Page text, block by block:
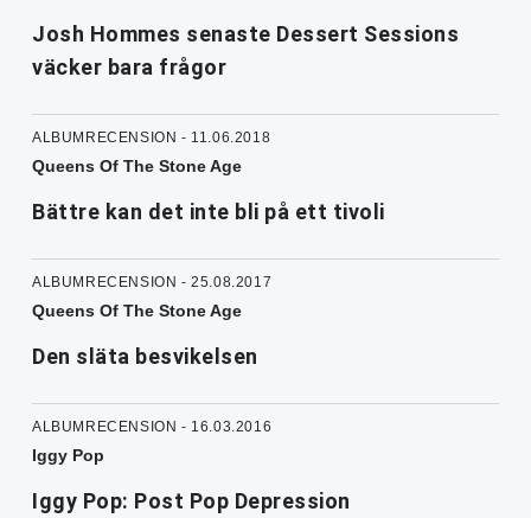
Josh Hommes senaste Dessert Sessions
väcker bara frågor
ALBUMRECENSION - 11.06.2018
Queens Of The Stone Age
Bättre kan det inte bli på ett tivoli
ALBUMRECENSION - 25.08.2017
Queens Of The Stone Age
Den släta besvikelsen
ALBUMRECENSION - 16.03.2016
Iggy Pop
Iggy Pop: Post Pop Depression